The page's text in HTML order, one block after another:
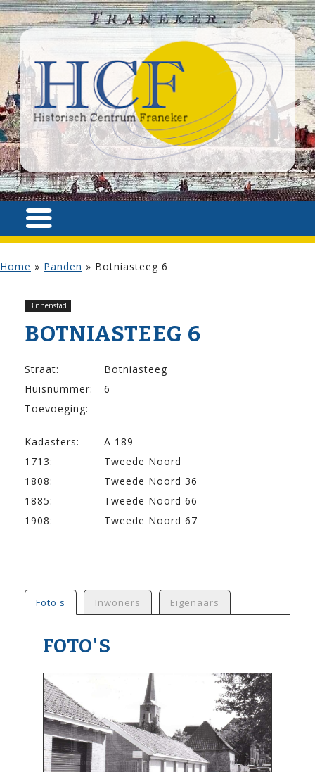
Home » Panden » Botniasteeg 6
Binnenstad
BOTNIASTEEG 6
Straat:
Botniasteeg
Huisnummer:
6
Toevoeging:
Kadasters:
A 189
1713:
Tweede Noord
1808:
Tweede Noord 36
1885:
Tweede Noord 66
1908:
Tweede Noord 67
Foto's Inwoners Eigenaars
FOTO'S